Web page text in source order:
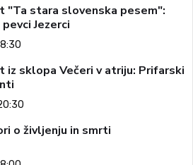
"Ta stara slovenska pesem":
Jezerci
iz sklopa Večeri v atriju: Prifarski
o življenju in smrti